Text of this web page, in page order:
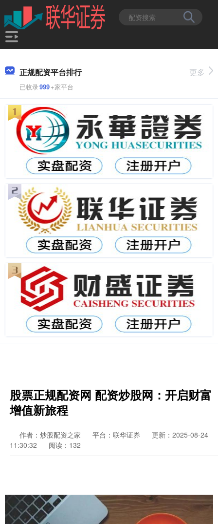
正规配资平台排行
已收录999+家平台
更多
股票正规配资网 配资炒股网：开启财富
增值新旅程
作者：炒股配资之家 平台：联华证券
更新：2025-08-24
11:30:32
阅读：132